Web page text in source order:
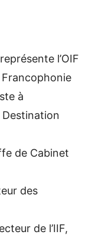
l’OIF
Francophonie
à
de Cabinet
des
de l’IIF,